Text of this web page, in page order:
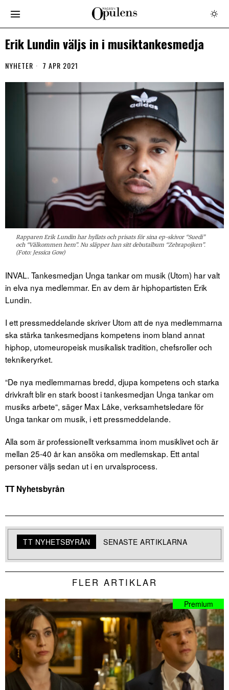
Erik Lundin väljs in i musiktankesmedja
NYHETER 7 APR 2021
Rapparen Erik Lundin har hyllats och prisats för sina ep-skivor “Suedi”
och “Välkommen hem”. Nu släpper han sitt debutalbum “Zebrapojken”.
(Foto: Jessica Gow)
INVAL. Tankesmedjan Unga tankar om musik (Utom) har valt
in elva nya medlemmar. En av dem är hiphopartisten Erik
Lundin.
I ett pressmeddelande skriver Utom att de nya medlemmarna
ska stärka tankesmedjans kompetens inom bland annat
hiphop, utomeuropeisk musikalisk tradition, chefsroller och
teknikeryrket.
“De nya medlemmarnas bredd, djupa kompetens och starka
drivkraft blir en stark boost i tankesmedjan Unga tankar om
musiks arbete“, säger Max Låke, verksamhetsledare för
Unga tankar om musik, i ett pressmeddelande.
Alla som är professionellt verksamma inom musiklivet och är
mellan 25-40 år kan ansöka om medlemskap. Ett antal
personer väljs sedan ut i en urvalsprocess.
TT Nyhetsbyrån
TT NYHETSBYRÅN SENASTE ARTIKLARNA
FLER ARTIKLAR